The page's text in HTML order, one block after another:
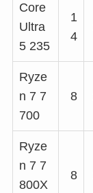
Core
Ultra
5 235
1
4
Ryze
n 7 7
700
8
Ryze
n 7 7
800X
8